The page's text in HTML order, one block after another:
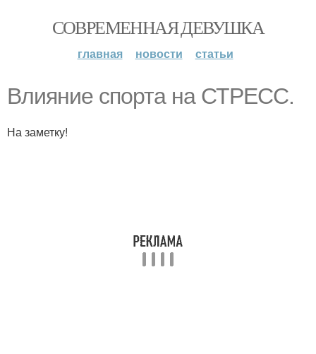
СОВРЕМЕННАЯ ДЕВУШКА
главная новости статьи
Влияние спорта на СТРЕСС.
На заметку!